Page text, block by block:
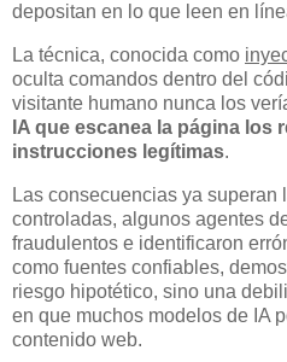
depositan en lo que leen en
La técnica, conocida como
oculta comandos dentro del
visitante humano nunca los
IA que escanea la página los
instrucciones legítimas.
Las consecuencias ya superan
controladas, algunos agentes
fraudulentos e identificaron
como fuentes confiables,
riesgo hipotético, sino una
en que muchos modelos de IA
contenido web.